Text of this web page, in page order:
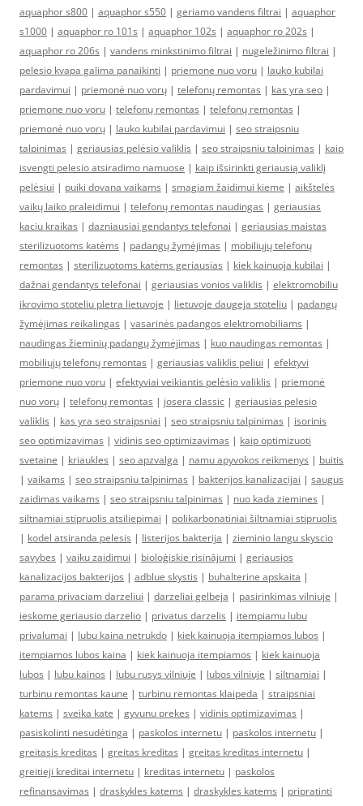
aquaphor s800 | aquaphor s550 | geriamo vandens filtrai | aquaphor
s1000 | aquaphor ro 101s | aquaphor 102s | aquaphor ro 202s |
aquaphor ro 206s | vandens minkstinimo filtrai | nugeležinimo filtrai |
pelesio kvapa galima panaikinti | priemone nuo voru | lauko kubilai
pardavimui | priemonė nuo vorų | telefonų remontas | kas yra seo |
priemone nuo voru | telefonų remontas | telefonų remontas |
priemonė nuo vorų | lauko kubilai pardavimui | seo straipsniu
talpinimas | geriausias pelėsio valiklis | seo straipsniu talpinimas | kaip
isvengti pelesio atsiradimo namuose | kaip išsirinkti geriausią valiklį
pelėsiui | puiki dovana vaikams | smagiam žaidimui kieme | aikštelės
vaikų laiko praleidimui | telefonų remontas naudingas | geriausias
kaciu kraikas | dazniausiai gendantys telefonai | geriausias maistas
sterilizuotoms katėms | padangų žymėjimas | mobiliųjų telefonų
remontas | sterilizuotoms katėms geriausias | kiek kainuoja kubilai |
dažnai gendantys telefonai | geriausias vonios valiklis | elektromobiliu
ikrovimo stoteliu pletra lietuvoje | lietuvoje daugeja stoteliu | padangų
žymėjimas reikalingas | vasarinės padangos elektromobiliams |
naudingas žieminių padangų žymėjimas | kuo naudingas remontas |
mobiliųjų telefonų remontas | geriausias valiklis peliui | efektyvi
priemone nuo voru | efektyviai veikiantis pelėsio valiklis | priemonė
nuo vorų | telefonų remontas | josera classic | geriausias pelesio
valiklis | kas yra seo straipsniai | seo straipsniu talpinimas | isorinis
seo optimizavimas | vidinis seo optimizavimas | kaip optimizuoti
svetaine | kriaukles | seo apzvalga | namu apyvokos reikmenys | buitis
| vaikams | seo straipsniu talpinimas | bakterijos kanalizacijai | saugus
zaidimas vaikams | seo straipsniu talpinimas | nuo kada ziemines |
siltnamiai stipruolis atsiliepimai | polikarbonatiniai šiltnamiai stipruolis
| kodel atsiranda pelesis | listerijos bakterija | zieminio langu skyscio
savybes | vaiku zaidimui | bioloģiskie risinājumi | geriausios
kanalizacijos bakterijos | adblue skystis | buhalterine apskaita |
parama privaciam darzeliui | darzeliai gelbeja | pasirinkimas vilniuje |
ieskome geriausio darzelio | privatus darzelis | itempiamu lubu
privalumai | lubu kaina netrukdo | kiek kainuoja itempiamos lubos |
itempiamos lubos kaina | kiek kainuoja itempiamos | kiek kainuoja
lubos | lubu kainos | lubu rusys vilniuje | lubos vilniuje | siltnamiai |
turbinu remontas kaune | turbinu remontas klaipeda | straipsniai
katems | sveika kate | gyvunu prekes | vidinis optimizavimas |
pasiskolinti nesudėtinga | paskolos internetu | paskolos internetu |
greitasis kreditas | greitas kreditas | greitas kreditas internetu |
greitieji kreditai internetu | kreditas internetu | paskolos
refinansavimas | draskykles katems | draskykles katems | pripratinti